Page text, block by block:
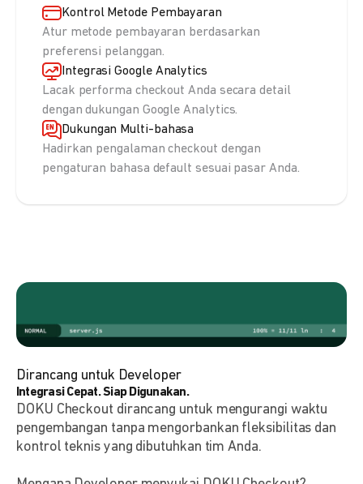
Kontrol Metode Pembayaran
Atur metode pembayaran berdasarkan
preferensi pelanggan.
Integrasi Google Analytics
Lacak performa checkout Anda secara detail
dengan dukungan Google Analytics.
Dukungan Multi-bahasa
Hadirkan pengalaman checkout dengan
pengaturan bahasa default sesuai pasar Anda.
Dirancang untuk Developer
Integrasi Cepat. Siap Digunakan.
DOKU Checkout dirancang untuk mengurangi waktu
pengembangan tanpa mengorbankan fleksibilitas dan
kontrol teknis yang dibutuhkan tim Anda.